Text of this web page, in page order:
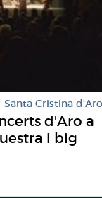
Santa Cristina d'Aro
d'Aro a
i big